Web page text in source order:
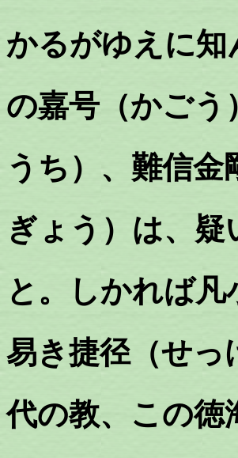
かるがゆえに知
の嘉号（かごう
うち）、難信
ぎょう）は、
と。しかれば
易き捷径（せっ
代の教、この徳